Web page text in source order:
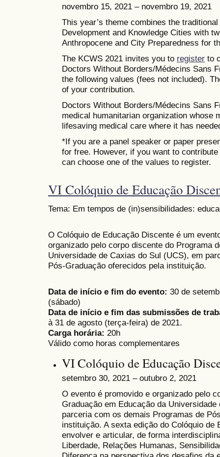
novembro 15, 2021 – novembro 19, 2021
This year’s theme combines the
Development and Knowledge Cities with
Anthropocene and City Preparedness for
The KCWS 2021 invites you to register to
Doctors Without Borders/Médecins Sans
the following values (fees not included).
of your contribution.
Doctors Without Borders/Médecins Sans
medical humanitarian organization
lifesaving medical care where it has
*If you are a panel speaker or paper
for free. However, if you want to
can choose one of the values to register.
VI Colóquio de Educação
Tema: Em tempos de (in)sensibilidades:
O Colóquio de Educação Discente é um
organizado pelo corpo discente do Programa
Universidade de Caxias do Sul (UCS), em
Pós-Graduação oferecidos pela instituição.
Data de início e fim do evento: 30 de
(sábado)
Data de início e fim das submissões de
à 31 de agosto (terça-feira) de 2021.
Carga horária: 20h
Válido como horas complementares
VI Colóquio de Educação
setembro 30, 2021 – outubro 2, 2021
O evento é promovido e organizado pelo
Graduação em Educação da
parceria com os demais Programas de
instituição. A sexta edição do Colóquio de
envolver e articular, de forma
Liberdade, Relações Humanas,